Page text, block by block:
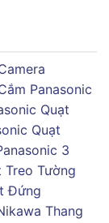
Panasonic
Quạt
Quạt
3
Treo Tường
Đứng
Thang